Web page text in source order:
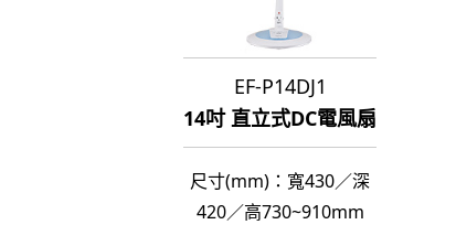
EF-P14DJ1
14吋 直立式DC電風扇
尺寸(mm)：寬430／深
420／高730~910mm